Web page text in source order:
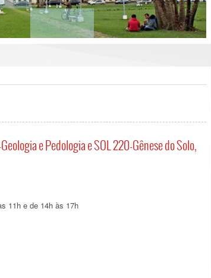
e Pedologia e SOL 220-Gênese do Solo,
11h e de 14h às 17h